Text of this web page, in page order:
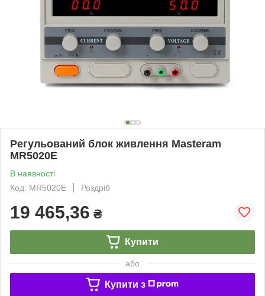
Регульований блок живлення Masteram
MR5020E
В наявності
Код: MR5020E
Роздріб
19 465,36 ₴
Купити
або
Купити з